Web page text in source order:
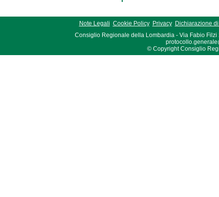
Note Legali Cookie Policy Privacy
Dichiarazione
Consiglio Regionale della Lombardia - Via Fabio Filzi
© Copyright Consiglio